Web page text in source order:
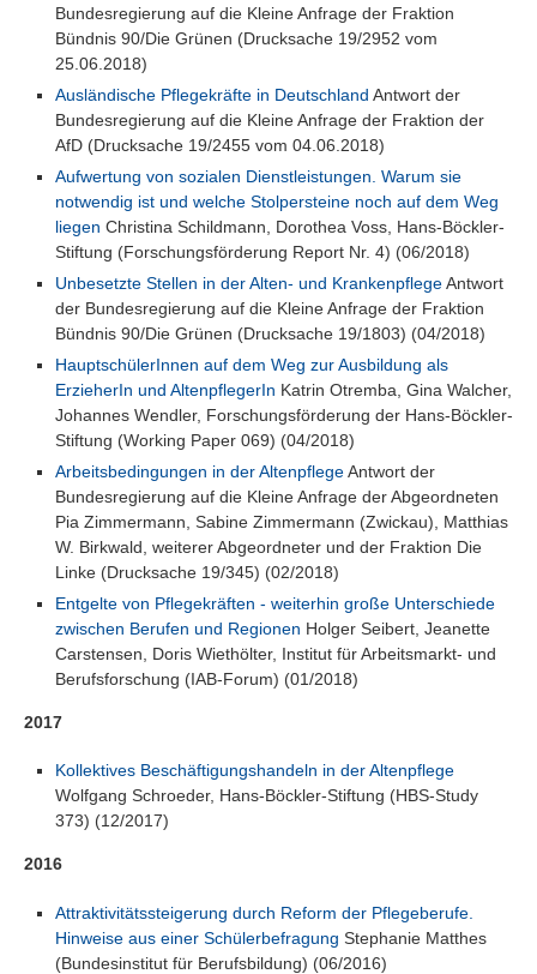
Bundesregierung auf die Kleine Anfrage der Fraktion
Bündnis 90/Die Grünen (Drucksache 19/2952 vom
25.06.2018)
Ausländische Pflegekräfte in Deutschland Antwort der
Bundesregierung auf die Kleine Anfrage der Fraktion der
AfD (Drucksache 19/2455 vom 04.06.2018)
Aufwertung von sozialen Dienstleistungen. Warum sie
notwendig ist und welche Stolpersteine noch auf dem Weg
liegen Christina Schildmann, Dorothea Voss, Hans-Böckler-
Stiftung (Forschungsförderung Report Nr. 4) (06/2018)
Unbesetzte Stellen in der Alten- und KrankenpflegeAntwort
der Bundesregierung auf die Kleine Anfrage der Fraktion
Bündnis 90/Die Grünen (Drucksache 19/1803) (04/2018)
HauptschülerInnen auf dem Weg zur Ausbildung als
ErzieherIn und AltenpflegerIn Katrin Otremba, Gina Walcher,
Johannes Wendler, Forschungsförderung der Hans-Böckler-
Stiftung (Working Paper 069) (04/2018)
Arbeitsbedingungen in der AltenpflegeAntwort der
Bundesregierung auf die Kleine Anfrage der Abgeordneten
Pia Zimmermann, Sabine Zimmermann (Zwickau), Matthias
W. Birkwald, weiterer Abgeordneter und der Fraktion Die
Linke (Drucksache 19/345) (02/2018)
Entgelte von Pflegekräften - weiterhin große Unterschiede
zwischen Berufen und Regionen Holger Seibert, Jeanette
Carstensen, Doris Wiethölter, Institut für Arbeitsmarkt- und
Berufsforschung (IAB-Forum) (01/2018)
2017
Kollektives Beschäftigungshandeln in der Altenpflege
Wolfgang Schroeder, Hans-Böckler-Stiftung (HBS-Study
373) (12/2017)
2016
Attraktivitätssteigerung durch Reform der Pflegeberufe.
Hinweise aus einer Schülerbefragung Stephanie Matthes
(Bundesinstitut für Berufsbildung) (06/2016)